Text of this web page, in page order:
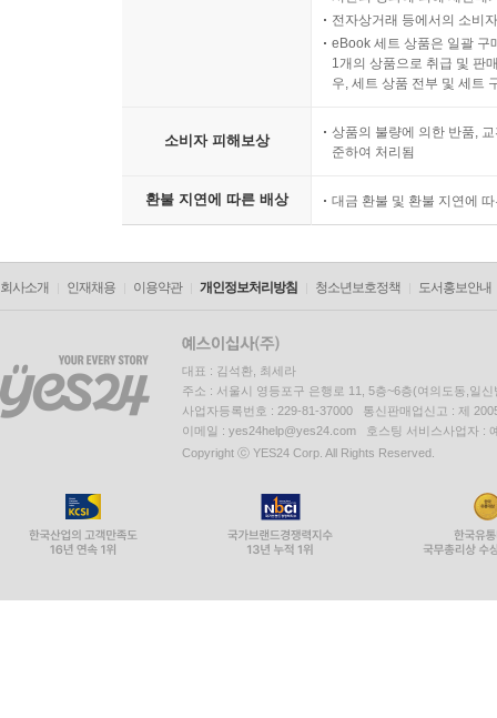
전자상거래 등에서의 소비
eBook 세트 상품은 일괄 구
1개의 상품으로 취급 및 판
우, 세트 상품 전부 및 세트
소비자 피해보상
상품의 불량에 의한 반품,
준하여 처리됨
환불 지연에 따른 배상 대금 환불 및 환불 지연에
회사소개 인재채용 이용약관 개인정보처리방침 청소년보호정책 도서홍보안내
대표 : 김석환, 최세라
주소 : 서울시 영등포구 은행로 11, 5층~6층(여의도동,일신
사업자등록번호 : 229-81-37000 통신판매업신고 : 제
이메일 : yes24help@yes24.com 호스팅 서비스사업자 :
Copyright ⓒ YES24 Corp. All Rights Reserved.